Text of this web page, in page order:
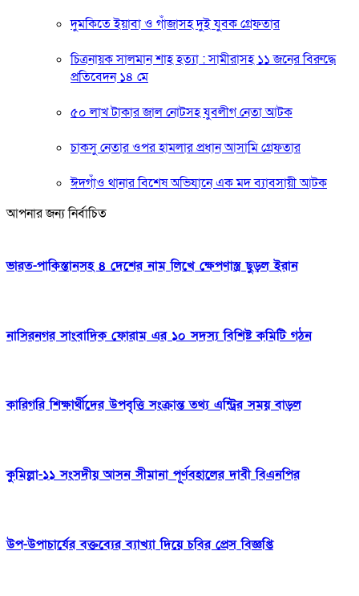
দুমকিতে ইয়াবা ও গাঁজাসহ দুই যুবক গ্রেফতার
চিত্রনায়ক সালমান শাহ হত্যা : সামীরাসহ ১১ জনের বিরুদ্ধে
প্রতিবেদন ১৪ মে
৫০ লাখ টাকার জাল নোটসহ যুবলীগ নেতা আটক
চাকসু নেতার ওপর হামলার প্রধান আসামি গ্রেফতার
ঈদগাঁও থানার বিশেষ অভিযানে এক মদ ব্যাবসায়ী আটক
আপনার জন্য নির্বাচিত
ভারত-পাকিস্তানসহ ৪ দেশের নাম লিখে ক্ষেপণাস্ত্র ছুড়ল ইরান
নাসিরনগর সাংবাদিক ফোরাম এর ১০ সদস্য বিশিষ্ট কমিটি গঠন
কারিগরি শিক্ষার্থীদের উপবৃত্তি সংক্রান্ত তথ্য এন্ট্রির সময় বাড়ল
কুমিল্লা-১১ সংসদীয় আসন সীমানা পূর্ণবহালের দাবী বিএনপির
উপ-উপাচার্যের বক্তব্যের ব্যাখ্যা দিয়ে চবির প্রেস বিজ্ঞপ্তি